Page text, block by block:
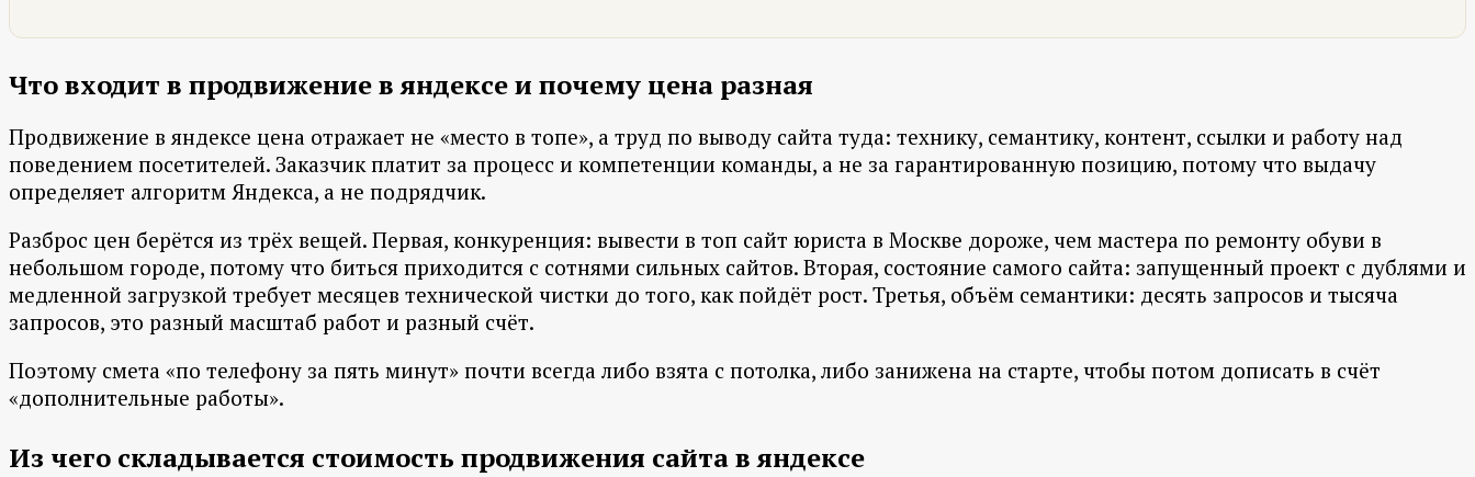
Что входит в продвижение в яндексе и почему цена разная
Продвижение в яндексе цена отражает не «место в топе», а труд по выводу сайта туда: технику, семантику, контент, ссылки и работу над
поведением посетителей. Заказчик платит за процесс и компетенции команды, а не за гарантированную позицию, потому что выдачу
определяет алгоритм Яндекса, а не подрядчик.
Разброс цен берётся из трёх вещей. Первая, конкуренция: вывести в топ сайт юриста в Москве дороже, чем мастера по ремонту обуви в
небольшом городе, потому что биться приходится с сотнями сильных сайтов. Вторая, состояние самого сайта: запущенный проект с дублями и
медленной загрузкой требует месяцев технической чистки до того, как пойдёт рост. Третья, объём семантики: десять запросов и тысяча
запросов, это разный масштаб работ и разный счёт.
Поэтому смета «по телефону за пять минут» почти всегда либо взята с потолка, либо занижена на старте, чтобы потом дописать в счёт
«дополнительные работы».
Из чего складывается стоимость продвижения сайта в яндексе